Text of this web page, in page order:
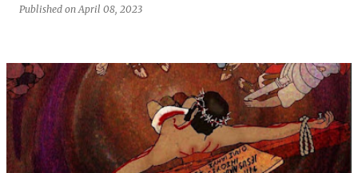
Published onApril 08, 2023